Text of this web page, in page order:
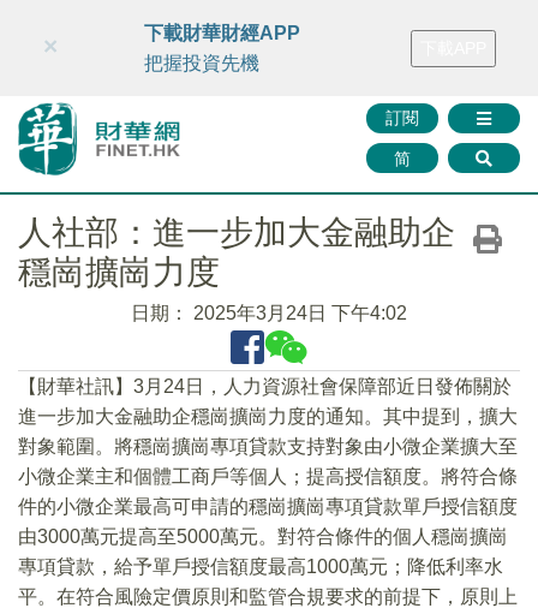
財華智庫網 FINTV FINMETA 財華證券 媒體矩陣
訂閱
简
×
下載財華財經APP
把握投資先機
人社部：進一步加大金融助企
穩崗擴崗力度
日期： 2025年3月24日 下午4:02
【財華社訊】3月24日，人力資源社會保障部近日發佈關於
進一步加大金融助企穩崗擴崗力度的通知。其中提到，擴大
對象範圍。將穩崗擴崗專項貸款支持對象由小微企業擴大至
小微企業主和個體工商戶等個人；提高授信額度。將符合條
件的小微企業最高可申請的穩崗擴崗專項貸款單戶授信額度
由3000萬元提高至5000萬元。對符合條件的個人穩崗擴崗
專項貸款，給予單戶授信額度最高1000萬元；降低利率水
平。在符合風險定價原則和監管合規要求的前提下，原則上